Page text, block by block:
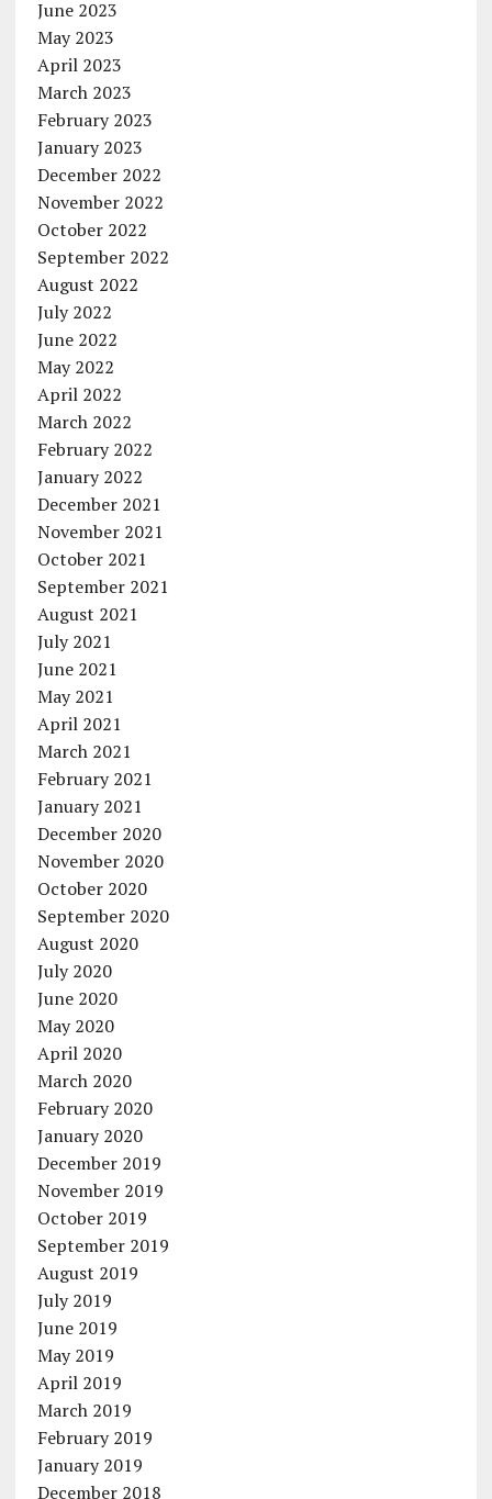
June 2023
May 2023
April 2023
March 2023
February 2023
January 2023
December 2022
November 2022
October 2022
September 2022
August 2022
July 2022
June 2022
May 2022
April 2022
March 2022
February 2022
January 2022
December 2021
November 2021
October 2021
September 2021
August 2021
July 2021
June 2021
May 2021
April 2021
March 2021
February 2021
January 2021
December 2020
November 2020
October 2020
September 2020
August 2020
July 2020
June 2020
May 2020
April 2020
March 2020
February 2020
January 2020
December 2019
November 2019
October 2019
September 2019
August 2019
July 2019
June 2019
May 2019
April 2019
March 2019
February 2019
January 2019
December 2018